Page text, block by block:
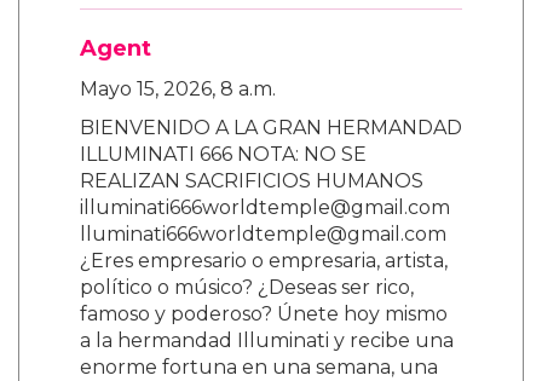
Agent
Mayo 15, 2026, 8 a.m.
BIENVENIDO A LA GRAN HERMANDAD
ILLUMINATI 666 NOTA: NO SE
REALIZAN SACRIFICIOS HUMANOS
illuminati666worldtemple@gmail.com
lluminati666worldtemple@gmail.com
¿Eres empresario o empresaria, artista,
político o músico? ¿Deseas ser rico,
famoso y poderoso? Únete hoy mismo
a la hermandad Illuminati y recibe una
enorme fortuna en una semana, una